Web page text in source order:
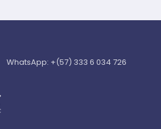
WhatsApp: +(57) 333 6 034 726